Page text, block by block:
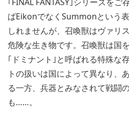
ばEikonでなくSummonという
しれませんが、召喚獣はヴァリ
危険な生き物です。召喚獣は国
｢ドミナント｣と呼ばれる特殊な
トの扱いは国によって異なり、
る一方、兵器とみなされて戦闘
も……。